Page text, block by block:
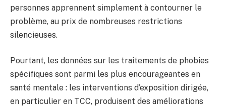
personnes apprennent simplement à contourner le
problème, au prix de nombreuses restrictions
silencieuses.
Pourtant, les données sur les traitements de phobies
spécifiques sont parmi les plus encourageantes en
santé mentale : les interventions d’exposition dirigée,
en particulier en TCC, produisent des améliorations